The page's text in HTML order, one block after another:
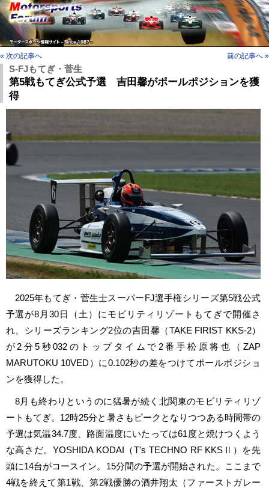
« 次の記事へ 前の記事へ »
S-FJもてぎ・菅生
第5戦もてぎ公式予選 吉田馨がポールポジションを獲
得
2025年もてぎ・菅生士スーパーFJ選手権シリーズ第5戦公式
予選が8月30日（土）にモビリティリゾートもてぎで開催さ
れ、シリーズランキング2位の吉田馨（TAKE FIRIST KKS-2）
が2分5秒032のトップタイムで2番手松原将也（ZAP
MARUTOKU 10VED）に0.102秒の差をつけてポールポジショ
ンを獲得した。
8月も終わりというのに猛暑が続く北関東のモビリティリゾ
ートもてぎ。12時25分と暑さもピークとなりつつある時間帯の
予選は気温34.7度、路面温度にいたっては61度と焼けつくよう
な高さだ。YOSHIDA KODAI（T's TECHNO RF KKSⅡ）を先
頭に14台がコースイン。15分間の予選が開始された。ここまで
4戦を終えて第1戦、第2戦優勝の酒井翔太（ファーストガレー